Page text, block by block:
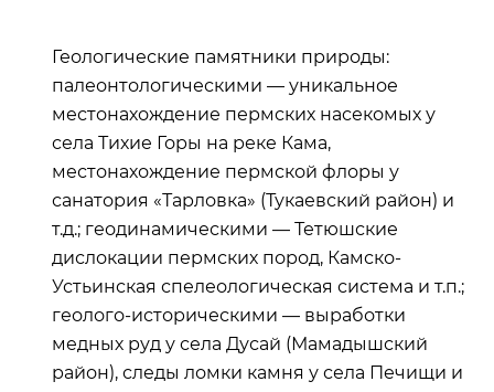
Геологические памятники природы:
палеонтологическими — уникальное
местонахождение пермских насекомых у
села Тихие Горы на реке Кама,
местонахождение пермской флоры у
санатория «Тарловка» (Тукаевский район) и
т.д.; геодинамическими — Тетюшские
дислокации пермских пород, Камско-
Устьинская спелеологическая система и т.п.;
геолого-историческими — выработки
медных руд у села Дусай (Мамадышский
район), следы ломки камня у села Печищи и